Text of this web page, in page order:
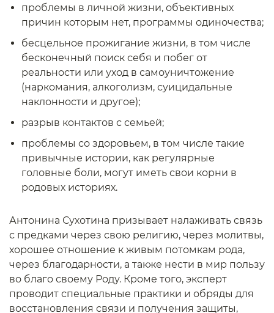
проблемы в личной жизни, объективных
причин которым нет, программы одиночества;
бесцельное прожигание жизни, в том числе
бесконечный поиск себя и побег от
реальности или уход в самоуничтожение
(наркомания, алкоголизм, суицидальные
наклонности и другое);
разрыв контактов с семьей;
проблемы со здоровьем, в том числе такие
привычные истории, как регулярные
головные боли, могут иметь свои корни в
родовых историях.
Антонина Сухотина призывает налаживать связь
с предками через свою религию, через молитвы,
хорошее отношение к живым потомкам рода,
через благодарности, а также нести в мир пользу
во благо своему Роду. Кроме того, эксперт
проводит специальные практики и обряды для
восстановления связи и получения защиты,